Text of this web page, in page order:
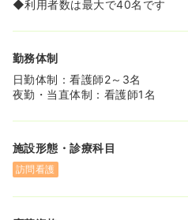
医師として活動を行ってきま
てきています。
◆利用者数は最大で40名です
勤務体制
日勤体制：看護師2～3名
夜勤・当直体制：看護師1名
施設形態・診療科目
訪問看護